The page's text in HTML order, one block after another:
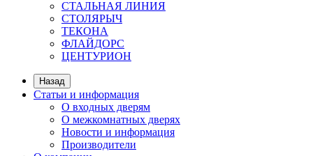
СТАЛЬНАЯ ЛИНИЯ
СТОЛЯРЫЧ
ТЕКОНА
ФЛАЙДОРС
ЦЕНТУРИОН
Назад
Статьи и информация
О входных дверям
О межкомнатных дверях
Новости и информация
Производители